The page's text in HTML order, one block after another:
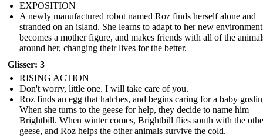
EXPOSITION
A newly manufactured robot named Roz finds herself alone and
stranded on an island. She learns to adapt to her new
becomes a mother figure, and makes friends with all of the
around her, changing their lives for the better.
Glisser: 3
RISING ACTION
Don't worry, little one. I will take care of you.
Roz finds an egg that hatches, and begins caring for a baby
When she turns to the geese for help, they decide to name him
Brightbill. When winter comes, Brightbill flies south with the
geese, and Roz helps the other animals survive the cold.